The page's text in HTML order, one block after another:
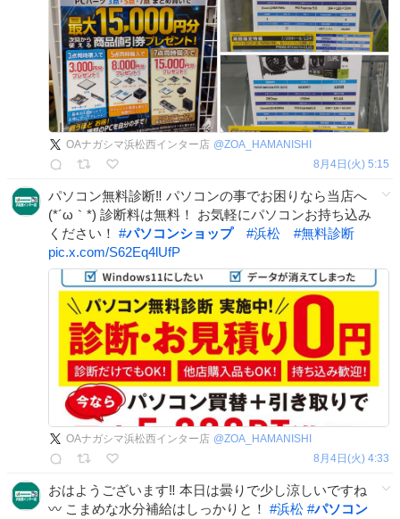
OAナガシマ浜松西インター店 @ZOA_HAMANISHI
8月4日(火) 5:15
パソコン無料診断‼ パソコンの事でお困りなら当店へ
(*´ω｀*) 診断料は無料！ お気軽にパソコンお持ち込み
ください！ #パソコンショップ #浜松 #無料診断
pic.x.com/S62Eq4lUfP
OAナガシマ浜松西インター店 @ZOA_HAMANISHI
8月4日(火) 4:33
おはようございます‼️ 本日は曇りで少し涼しいですね
〰️ こまめな水分補給はしっかりと！ #浜松 #パソコン